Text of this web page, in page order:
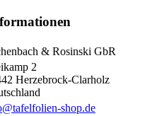
& Rosinski GbR
2
Herzebrock-Clarholz
shop.de